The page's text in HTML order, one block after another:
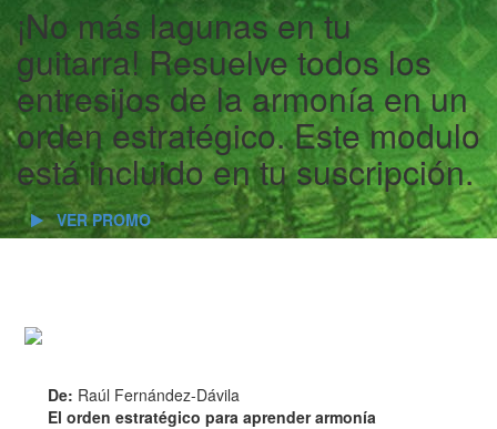
¡No más lagunas en tu
guitarra! Resuelve todos los
entresijos de la armonía en un
orden estratégico. Este modulo
está incluido en tu suscripción.
VER PROMO
De: Raúl Fernández-Dávila
El orden estratégico para aprender armonía